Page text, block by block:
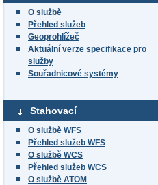
O službě
Přehled služeb
Geoprohlížeč
Aktuální verze specifikace pro
služby
Souřadnicové systémy
Stahovací
O službě WFS
Přehled služeb WFS
O službě WCS
Přehled služeb WCS
O službě ATOM